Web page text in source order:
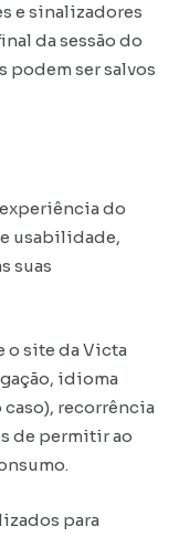
e sinalizadores
da sessão do
podem ser salvos
do
usabilidade,
suas
o site da Victa
idioma
recorrência
de permitir ao
para